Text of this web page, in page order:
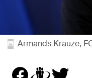
Armands Krauze,